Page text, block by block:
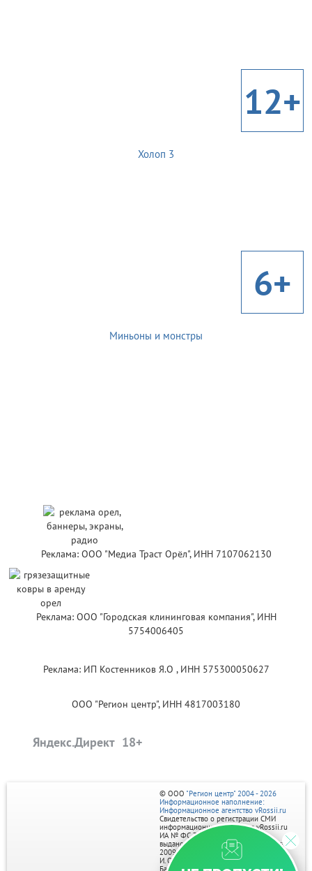
12+
Холоп 3
6+
Миньоны и монстры
Реклама: ООО "Медиа Траст Орёл", ИНН 7107062130
Реклама: ООО "Городская клининговая компания", ИНН
5754006405
Реклама: ИП Костенников Я.О , ИНН 575300050627
ООО "Регион центр", ИНН 4817003180
Яндекс.Директ
© ООО "Регион центр" 2004 - 2026
Информационное наполнение:
Информационное агентство vRossii.ru
Свидетельство о регистрации СМИ
информационного агентства vRossii.ru
ИА № ФС 77‑35502
выдано РОСКОМНАДЗОРом 04 марта
2009г.
И. О. Главного редактора Нарыков А. Н.
Баннеры на портале размещаются на